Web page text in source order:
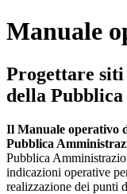
Manuale
Progettare
della
Il Manuale operativo
Pubblica
Pubblica
indicazioni operative
realizzazione dei punti